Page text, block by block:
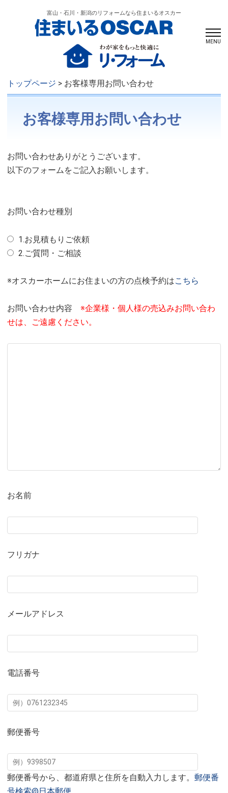
富山・石川・新潟のリフォームなら住まいるオスカー
MENU
トップページ > お客様専用お問い合わせ
お客様専用お問い合わせ
お問い合わせありがとうございます。
以下のフォームをご記入お願いします。
お問い合わせ種別
1.お見積もりご依頼
2.ご質問・ご相談
※オスカーホームにお住まいの方の点検予約はこちら
お問い合わせ内容 ※企業様・個人様の売込みお問い合わ
せは、ご遠慮ください。
お名前
フリガナ
メールアドレス
電話番号
郵便番号
郵便番号から、都道府県と住所を自動入力します。 郵便番